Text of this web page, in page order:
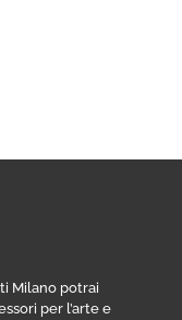
Milano potrai
per l’arte e